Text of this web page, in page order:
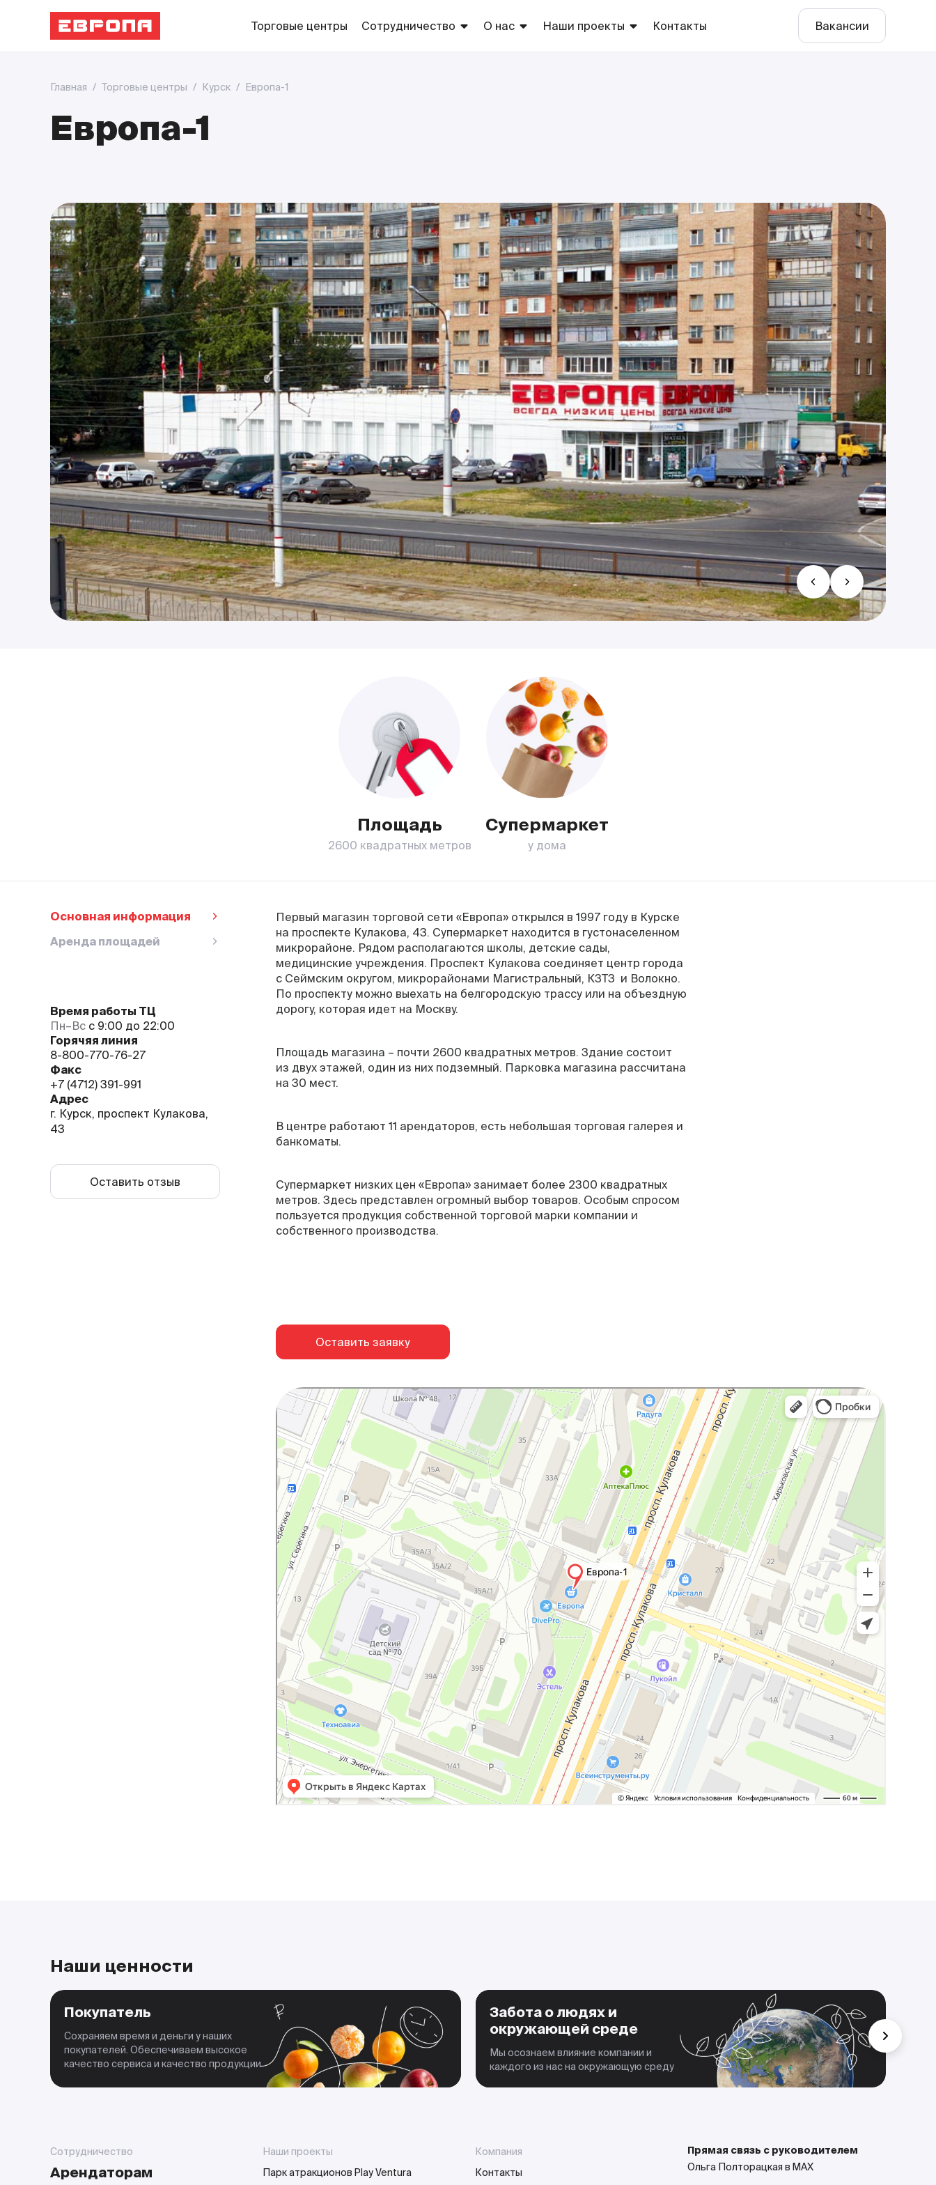
Торговые центры Сотрудничество О нас Наши проекты Контакты Вакансии
Главная / Торговые центры / Курск / Европа-1
Европа-1
Площадь
2600 квадратных метров
Супермаркет
у дома
Основная информация
Аренда площадей
Время работы ТЦ
Пн–Вс с 9:00 до 22:00
Горячяя линия
8-800-770-76-27
Факс
+7 (4712) 391-991
Адрес
г. Курск, проспект Кулакова,
43
Оставить отзыв
Первый магазин торговой сети «Европа» открылся в 1997 году в Курске
на проспекте Кулакова, 43. Супермаркет находится в густонаселенном
микрорайоне. Рядом располагаются школы, детские сады,
медицинские учреждения. Проспект Кулакова соединяет центр города
с Сеймским округом, микрорайонами Магистральный, КЗТЗ и Волокно.
По проспекту можно выехать на белгородскую трассу или на объездную
дорогу, которая идет на Москву.
Площадь магазина – почти 2600 квадратных метров. Здание состоит
из двух этажей, один из них подземный. Парковка магазина рассчитана
на 30 мест.
В центре работают 11 арендаторов, есть небольшая торговая галерея и
банкоматы.
Супермаркет низких цен «Европа» занимает более 2300 квадратных
метров. Здесь представлен огромный выбор товаров. Особым спросом
пользуется продукция собственной торговой марки компании и
собственного производства.
Оставить заявку
Курск
Яндекс Карты — транспорт, навигация, поиск мест
Наши ценности
Покупатель
Сохраняем время и деньги у наших
покупателей. Обеспечиваем высокое
качество сервиса и качество продукции
Забота о людях и
окружающей среде
Мы осознаем влияние компании и
каждого из нас на окружающую среду
Сотрудничество
Арендаторам
Наши проекты
Парк атракционов Play Ventura
Компания
Контакты
Прямая связь с руководителем
Ольга Полторацкая в MAX